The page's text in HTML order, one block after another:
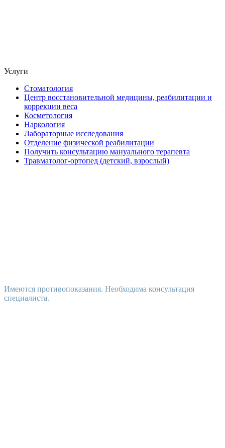
Услуги
Стоматология
Центр восстановительной медицины, реабилитации и
коррекции веса
Косметология
Наркология
Лабораторные исследования
Отделение физической реабилитации
Получить консультацию мануального терапевта
Травматолог-ортопед (детский, взрослый)
Имеются противопоказания. Необходима консультация
специалиста.